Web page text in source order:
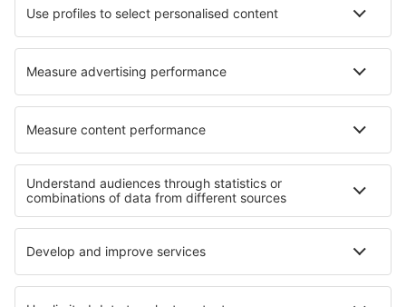
Hoteluri în Admaston Hoteluri în La Lechere
Hoteluri în Zełwągi Hoteluri în Chefchaouen
Cele mai bune hoteluri - regiuni
Hoteluri în Insulele Azore Hoteluri în Algarve
Hoteluri in Porto Hoteluri în Porto Santo
Hoteluri in Faro Hoteluri la Jackson Hole
Hoteluri in Guvernoratul Qena Hoteluri în Norte de Santander